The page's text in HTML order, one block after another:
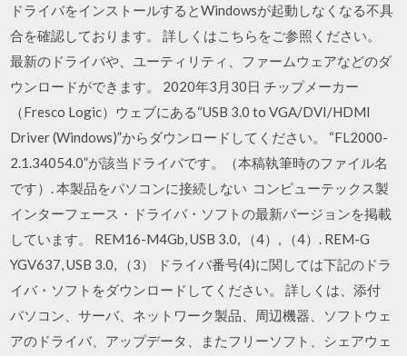
ドライバをインストールするとWindowsが起動しなくなる不具
合を確認しております。 詳しくはこちらをご参照ください。
最新のドライバや、ユーティリティ、ファームウェアなどのダ
ウンロードができます。 2020年3月30日 チップメーカー
（Fresco Logic）ウェブにある“USB 3.0 to VGA/DVI/HDMI
Driver (Windows)”からダウンロードしてください。 “FL2000-
2.1.34054.0”が該当ドライバです。（本稿執筆時のファイル名
です）. 本製品をパソコンに接続しない コンピューテックス製
インターフェース・ドライバ・ソフトの最新バージョンを掲載
しています。 REM16-M4Gb, USB 3.0, （4）, （4）. REM-G
YGV637, USB 3.0, （3） ドライバ番号(4)に関しては下記のドラ
イバ・ソフトをダウンロードしてください。 詳しくは、添付
パソコン、サーバ、ネットワーク製品、周辺機器、ソフトウェ
アのドライバ、アップデータ、またフリーソフト、シェアウェ